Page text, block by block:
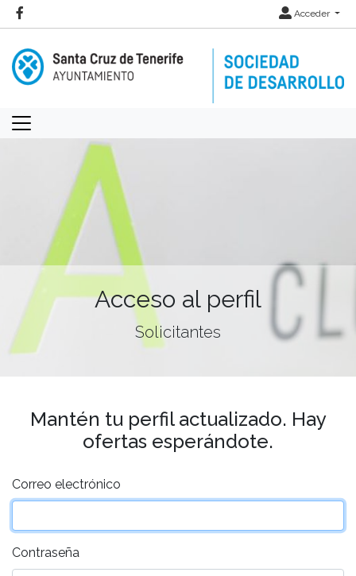
Acceder
Acceso al perfil
Solicitantes
Mantén tu perfil actualizado. Hay
ofertas esperándote.
Correo electrónico
Contraseña